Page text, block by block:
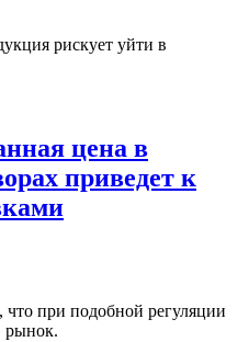
рискует уйти в
цена в
приведет к
при подобной регуляции
рынок.